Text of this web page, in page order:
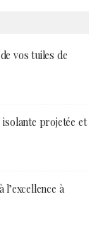
vos tuiles de
projetée et
l’excellence à